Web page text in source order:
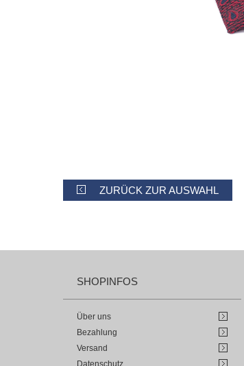
ZURÜCK ZUR AUSWAHL
SHOPINFOS
Über uns
Bezahlung
Versand
Datenschutz